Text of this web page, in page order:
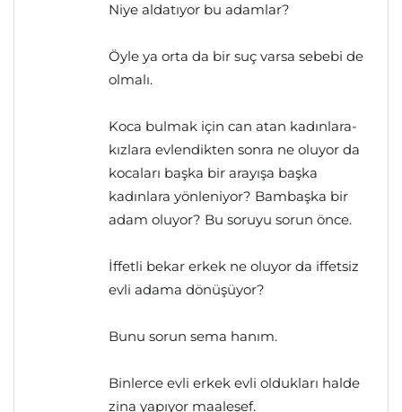
Niye aldatıyor bu adamlar?
Öyle ya orta da bir suç varsa sebebi de
olmalı.
Koca bulmak için can atan kadınlara-
kızlara evlendikten sonra ne oluyor da
kocaları başka bir arayışa başka
kadınlara yönleniyor? Bambaşka bir
adam oluyor? Bu soruyu sorun önce.
İffetli bekar erkek ne oluyor da iffetsiz
evli adama dönüşüyor?
Bunu sorun sema hanım.
Binlerce evli erkek evli oldukları halde
zina yapıyor maalesef.